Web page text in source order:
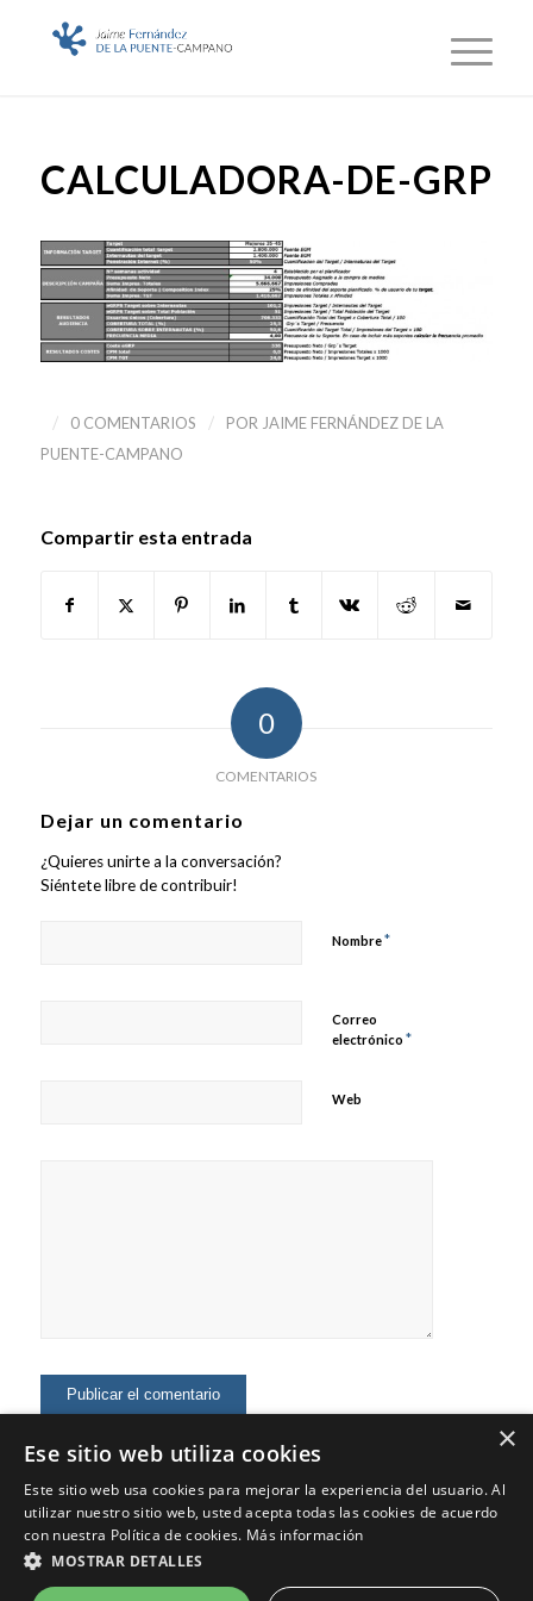
CALCULADORA-DE-GRP
/ 0 COMENTARIOS / POR JAIME FERNÁNDEZ DE LA
PUENTE-CAMPANO
Compartir esta entrada
0
COMENTARIOS
Dejar un comentario
¿Quieres unirte a la conversación?
Siéntete libre de contribuir!
Nombre*
Correo
electrónico *
Web
© Copyright - Jaime Fernández - Marketing Digital, Marca Personal,
×
Ese sitio web utiliza cookies
Este sitio web usa cookies para mejorar la experiencia del usuario. Al
utilizar nuestro sitio web, usted acepta todas las cookies de acuerdo
con nuestra Política de cookies. Más información
MOSTRAR DETALLES